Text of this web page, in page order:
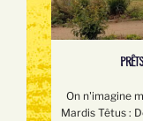
On n'imagine
Mardis Têtus :